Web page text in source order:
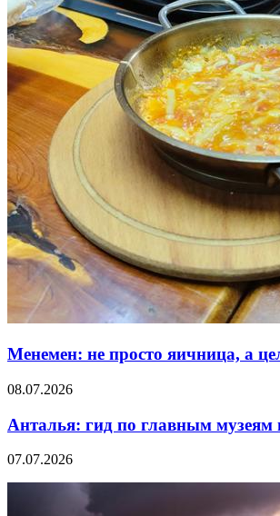
Менемен: не просто яичница, а
08.07.2026
Анталья: гид по главным
07.07.2026